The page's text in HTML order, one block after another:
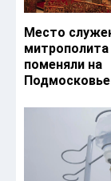
Место
поменяли на
Подмосковье